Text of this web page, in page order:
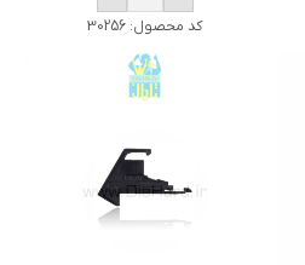
کد محصول: 30256